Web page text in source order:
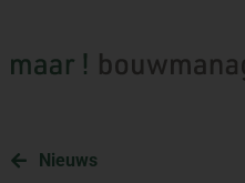
Nieuws